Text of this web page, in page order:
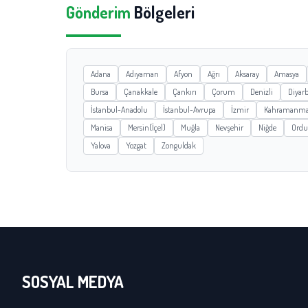
Gönderim Bölgeleri
Adana Adıyaman Afyon Ağrı Aksaray
Amasya
Bursa
Çanakkale Çankırı Çorum Denizli
İstanbul-Anadolu
İstanbul-Avrupa İzmir
Manisa
Mersin(İçel) Muğla Nevşehir Niğde
Ordu
Yalova
Yozgat Zonguldak
SOSYAL MEDYA